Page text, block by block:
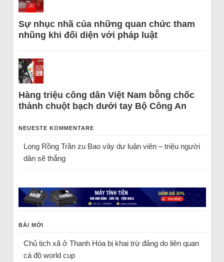
Sự nhục nhã của những quan chức tham
nhũng khi đối diện với pháp luật
Hàng triệu công dân Việt Nam bỗng chốc
thành chuột bạch dưới tay Bộ Công An
NEUESTE KOMMENTARE
Long Rồng Trầnzu Bao vây dư luận viên – triệu người
dân sẽ thắng
BÀI MỚI
Chủ tịch xã ở Thanh Hóa bị khai trừ đảng do liên quan
cá độ world cup